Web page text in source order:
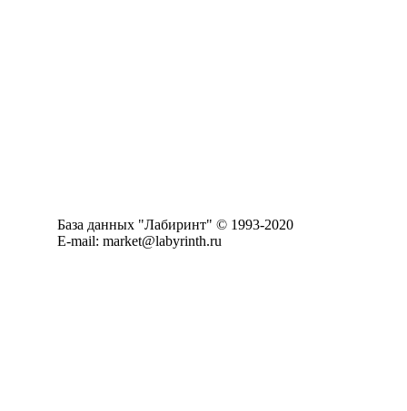
База данных "Лабиринт" © 1993-2020
E-mail: market@labyrinth.ru